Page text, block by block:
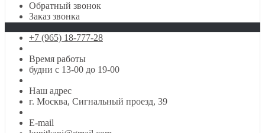
Обратный звонок
Заказ звонка
+7 (965) 18-777-28
Время работы
будни с 13-00 до 19-00
Наш адрес
г. Москва, Сигнальный проезд, 39
E-mail